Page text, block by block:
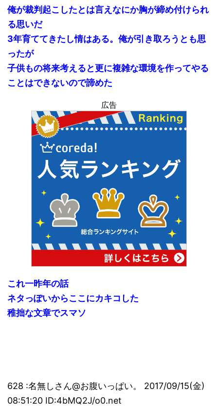
俺が裁判起こしたとは言えなにか胸が締め付けられ
る思いだ
3年育ててきたし情はある。俺が引き取ろうとも思
ったが
子供もの将来考えると更に複雑な環境を作ってやる
ことはできないので諦めた
広告
これ一昨年の話
ネタっぽいからここにカキコした
稚拙な文章でスマソ
628 :名無しさん@お腹いっぱい。 2017/09/15(金)
08:51:20 ID:4bMQ2J/o0.net